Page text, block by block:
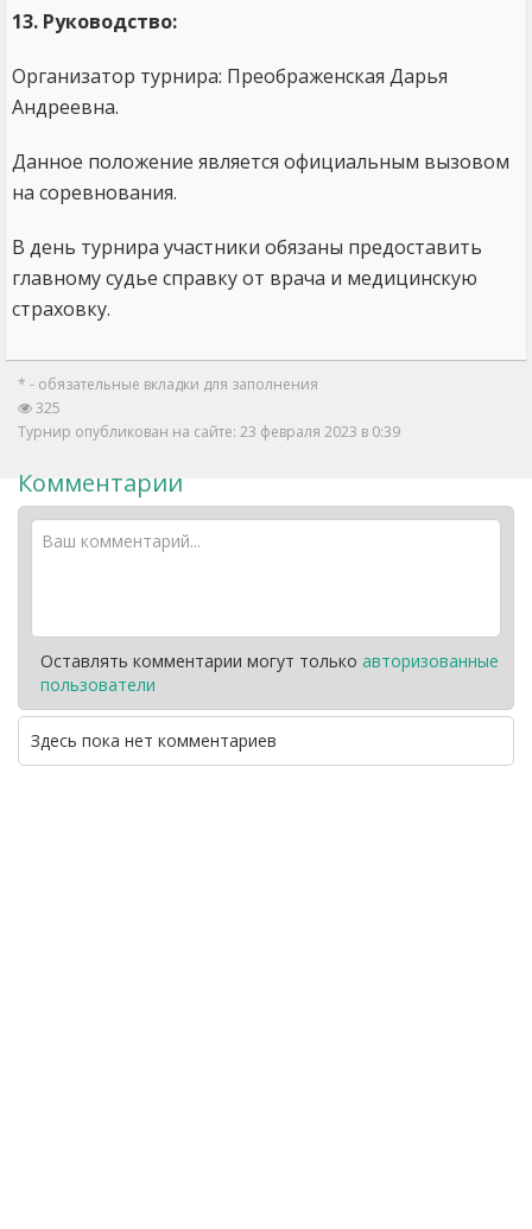
13. Руководство:
Организатор турнира: Преображенская Дарья
Андреевна.
Данное положение является официальным вызовом
на соревнования.
В день турнира участники обязаны предоставить
главному судье справку от врача и медицинскую
страховку.
* - обязательные вкладки для заполнения
325
Турнир опубликован на сайте: 23 февраля 2023 в 0:39
Комментарии
Оставлять комментарии могут только авторизованные
пользователи
Здесь пока нет комментариев